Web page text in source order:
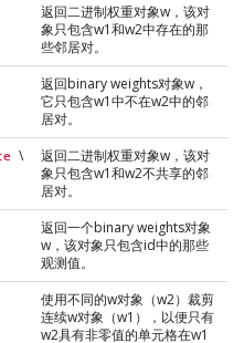
返回二进制权重对象w，该对
象只包含w1和w2中存在的那
些邻居对。
返回binary weights对象w，
它只包含w1中不在w2中的邻
居对。
\
返回二进制权重对象w，该对
象只包含w1和w2不共享的邻
居对。
返回一个binary weights对象
w，该对象只包含id中的那些
观测值。
使用不同的w对象（w2）裁剪
连续w对象（w1），以便只有
w2具有非零值的单元格在w1